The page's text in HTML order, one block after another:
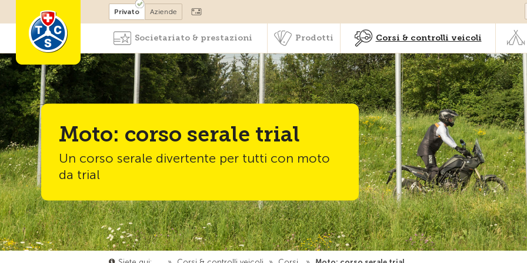
Diventare socio Corsi & controlli
Privato Aziende
Societariato & prestazioni Prodotti Corsi & controlli veicoli
Moto: corso serale trial
Un corso serale divertente per tutti con moto
da trial